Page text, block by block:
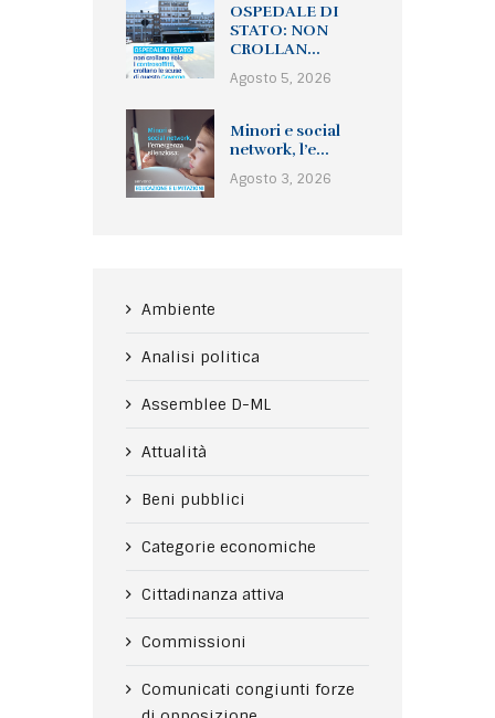
OSPEDALE DI
STATO: NON
CROLLAN...
Agosto 5, 2026
Minori e social
network, l’e...
Agosto 3, 2026
Ambiente
Analisi politica
Assemblee D-ML
Attualità
Beni pubblici
Categorie economiche
Cittadinanza attiva
Commissioni
Comunicati congiunti forze